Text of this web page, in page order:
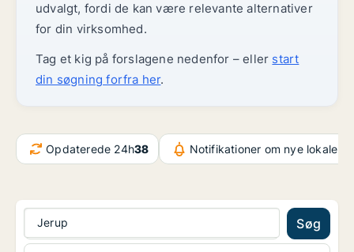
udvalgt, fordi de kan være relevante alternativer
for din virksomhed.
Tag et kig på forslagene nedenfor – eller start
din søgning forfra her.
Opdaterede 24h38 Notifikationer om nye lokaler
Jerup Søg